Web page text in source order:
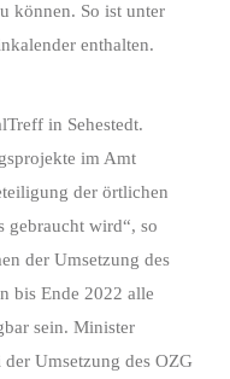
können. So ist unter
enthalten.
in Sehestedt.
im Amt
der örtlichen
gebraucht wird“, so
der Umsetzung des
bis Ende 2022 alle
sein. Minister
Umsetzung des OZG